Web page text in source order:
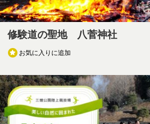
修験道の聖地 八菅神社
お気に入りに追加